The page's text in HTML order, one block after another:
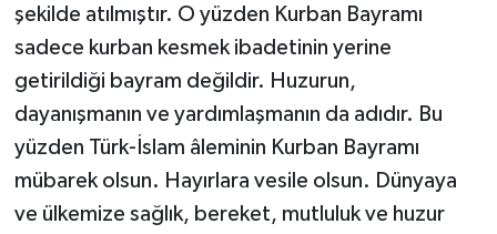
şekilde atılmıştır. O yüzden Kurban Bayramı
sadece kurban kesmek ibadetinin yerine
getirildiği bayram değildir. Huzurun,
dayanışmanın ve yardımlaşmanın da adıdır. Bu
yüzden Türk-İslam âleminin Kurban Bayramı
mübarek olsun. Hayırlara vesile olsun. Dünyaya
ve ülkemize sağlık, bereket, mutluluk ve huzur